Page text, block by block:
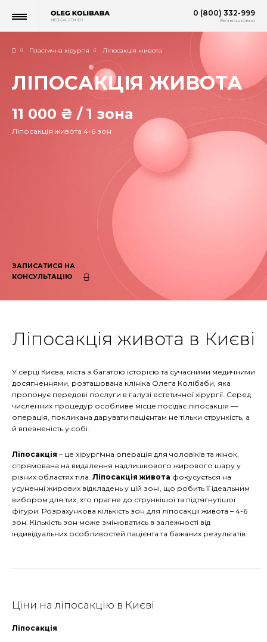
0 (800) 332-999
Безкоштовно
Пластична хірургія Ліпосакція живота
ЛІПОСАКЦІЯ ЖИВОТА
11 000 ₴ / 1 зона
Ліпосакція живота 4-6 зон
ЗАПИСАТИСЯ НА
КОНСУЛЬТАЦІЮ
Ліпосакція живота в Києві
У серці Києва, міста з багатою історією та сучасними медичними
досягненнями, розташована клініка Олега Колібаби, яка
пропонує передові послуги в галузі естетичної хірургії. Серед
численних процедур особливе місце посідає ліпосакція —
операція, покликана дарувати пацієнтам не тільки стрункість, а
й впевненість у собі.
Ліпосакція – це хірургічна операція для чоловіків та жінок,
спрямована на видалення надлишкового жирового шару у
різних областях тіла. Ліпосакція живота фокусується на
усуненні жирових відкладень у цій зоні, що робить її ідеальним
вибором для тих, хто прагне до стрункішої та підтягнутішої
фігури. Розрахункова кількість зон для ліпосакції живота – 4-6
зон. Кількість зон може змінюватись в залежності від
індивідуальних особливостей пацієнта та бажаних результатів.
Ціни на ліпосакцію в Києві
Ліпосакція